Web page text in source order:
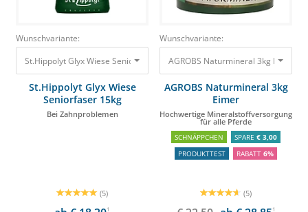
Wunschvariante:
St.Hippolyt Glyx Wiese Seniorfaser 15kg Bei Zahnproblemen 18,90 €
St.Hippolyt Glyx Wiese
Seniorfaser 15kg
Bei Zahnproblemen
(5)
1
Wunschvariante:
AGROBS Naturmineral 3kg Eimer
AGROBS Naturmineral 3kg
Eimer
Hochwertige Mineralstoffversorgung
für alle Pferde
SCHNÄPPCHEN SPARE € 3,00
PRODUKTTEST
RABATT 6%
(5)
1